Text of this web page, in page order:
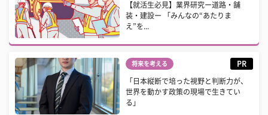
【就活生必見】業界研究ー道路・舗
装・建設ー 「みんなの“あたりま
え”を...
将来を考える PR
「日本縦断で培った視野と判断力が、
世界を動かす政策の現場で生きてい
る」